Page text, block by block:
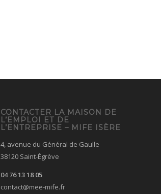
CONTACTER LA MAISON DE
L’EMPLOI ET DE
L’ENTREPRISE – MIFE ISÈRE
4, avenue du Général de Gaulle
38120 Saint-Égrève
04 76 13 18 05
contact@mee-mife.fr